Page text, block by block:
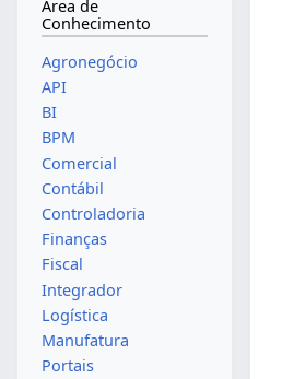
Area de
Conhecimento
Agronegócio
API
BI
BPM
Comercial
Contábil
Controladoria
Finanças
Fiscal
Integrador
Logística
Manufatura
Portais